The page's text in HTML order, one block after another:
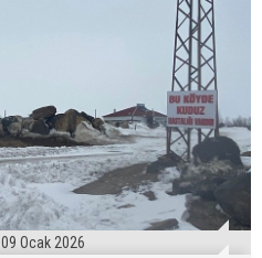
09 Ocak 2026